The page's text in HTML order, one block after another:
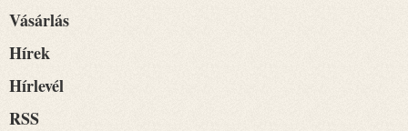
Vásárlás
Hírek
Hírlevél
RSS